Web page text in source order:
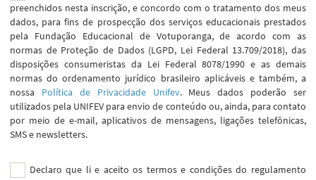
preenchidos nesta inscrição, e concordo com o tratamento dos meus
dados, para fins de prospecção dos serviços educacionais prestados
pela Fundação Educacional de Votuporanga, de acordo com as
normas de Proteção de Dados (LGPD, Lei Federal 13.709/2018), das
disposições consumeristas da Lei Federal 8078/1990 e as demais
normas do ordenamento jurídico brasileiro aplicáveis e também, a
nossa Política de Privacidade Unifev. Meus dados poderão ser
utilizados pela UNIFEV para envio de conteúdo ou, ainda, para contato
por meio de e-mail, aplicativos de mensagens, ligações telefônicas,
SMS e newsletters.
Declaro que li e aceito os termos e condições do regulamento